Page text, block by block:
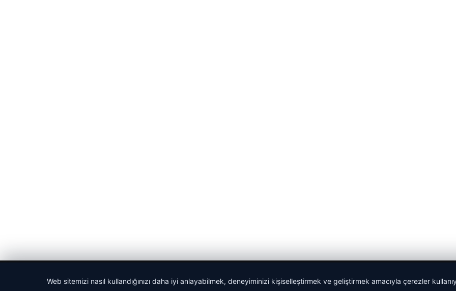
Web sitemizi nasıl kullandığınızı daha iyi anlayabilmek, deneyiminizi kişiselleştirmek ve geliştirmek amacıyla çerezler